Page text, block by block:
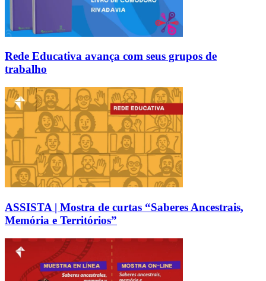
Rede Educativa avança com seus grupos de
trabalho
ASSISTA | Mostra de curtas “Saberes Ancestrais,
Memória e Territórios”